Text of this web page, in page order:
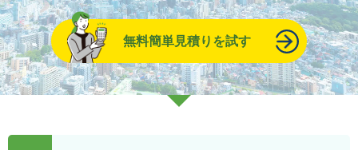
無料簡単見積りを試す